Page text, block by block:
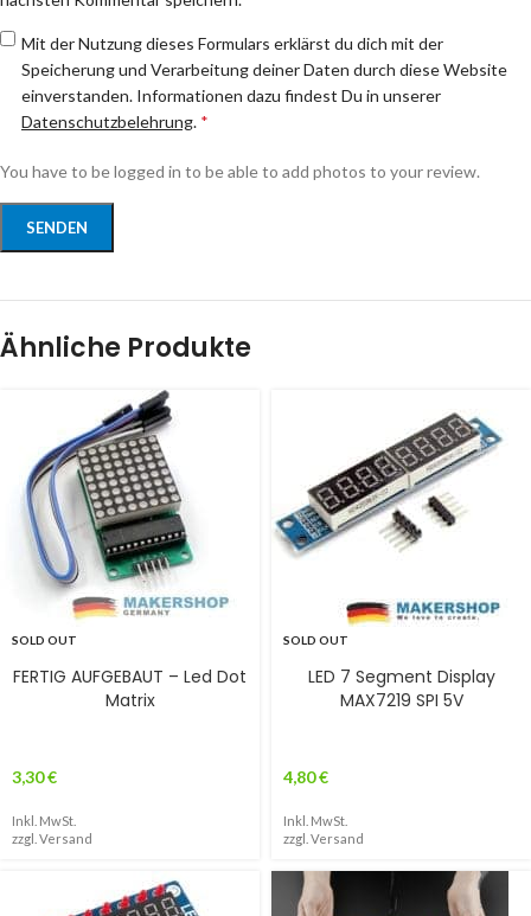
Mit der Nutzung dieses Formulars erklärst du dich mit der
Speicherung und Verarbeitung deiner Daten durch diese Website
einverstanden. Informationen dazu findest Du in unserer
Datenschutzbelehrung. *
You have to be logged in to be able to add photos to your review.
Ähnliche Produkte
SOLD OUT
FERTIG AUFGEBAUT – Led Dot
Matrix
3,30€
Inkl. MwSt.
zzgl. Versand
SOLD OUT
LED 7 Segment Display
MAX7219 SPI 5V
4,80€
Inkl. MwSt.
zzgl. Versand